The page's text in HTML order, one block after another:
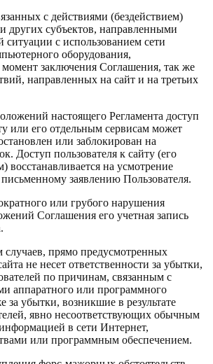
с действиями (бездействием)
других субъектов, направленными
с использованием сети
оборудования,
заключения Соглашения, так же
направленных на сайт и на третьих
настоящего Регламента доступ
или его отдельным сервисам может
или заблокирован на
Доступ пользователя к сайту (его
восстанавливается на усмотрение
заявлению Пользователя.
или грубого нарушения
Соглашения его учетная запись
случаев, прямо предусмотренных
не несет ответственности за убытки,
по причинам, связанным с
аппаратного или программного
за убытки, возникшие в результате
явно несоответствующих обычным
в сети Интернет,
или программным обеспечением.